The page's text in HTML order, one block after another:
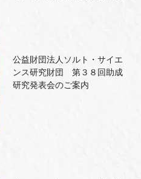
公益財団法人ソルト・サイエ
ンス研究財団 第３８回助成
研究発表会のご案内